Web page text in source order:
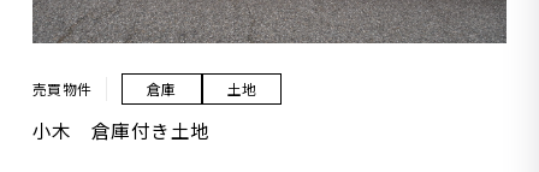
売買物件 倉庫 土地
小木 倉庫付き土地